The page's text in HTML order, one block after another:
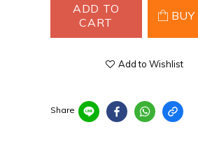
ADD TO
CART
Add to Wishlist
Share